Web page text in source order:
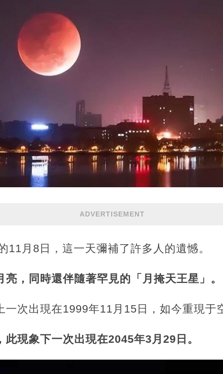
ADVERTISEMENT
11月8日，這一天彌補了許多人的遺憾。
，同時還伴隨著罕見的「月掩天王星」。
一次出現在1999年11月15日，如今重現于
現象下一次出現在2045年3月29日。